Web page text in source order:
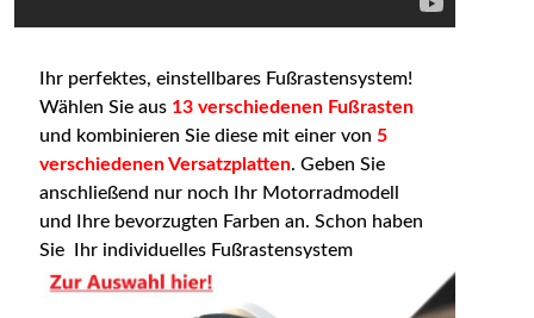
Ihr perfektes, einstellbares Fußrastensystem!
Wählen Sie aus 13 verschiedenen Fußrasten
und kombinieren Sie diese mit einer von 5
verschiedenen Versatzplatten. Geben Sie
anschließend nur noch Ihr Motorradmodell
und Ihre bevorzugten Farben an. Schon haben
Sie Ihr individuelles Fußrastensystem
zusammengestellt. Innerhalb Deutschlands
liefern wir ab einem Bestellwert von 30€